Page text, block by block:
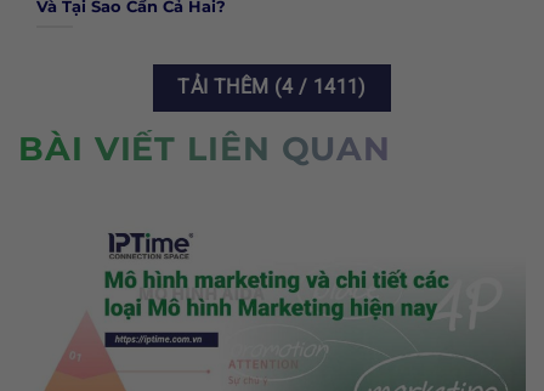
Và Tại Sao Cần Cả Hai?
TẢI THÊM (4/ 1411)
BÀI VIẾT LIÊN QUAN